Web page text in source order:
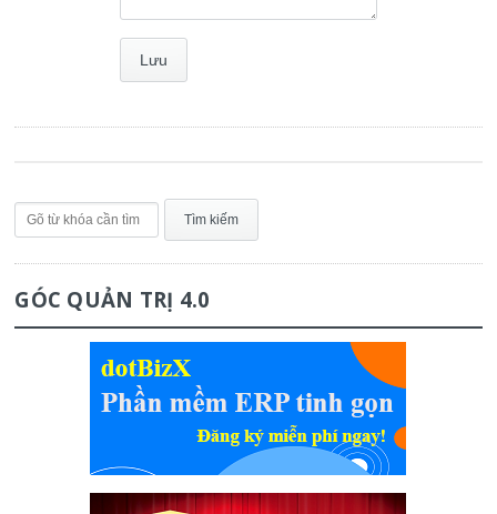
GÓC QUẢN TRỊ 4.0